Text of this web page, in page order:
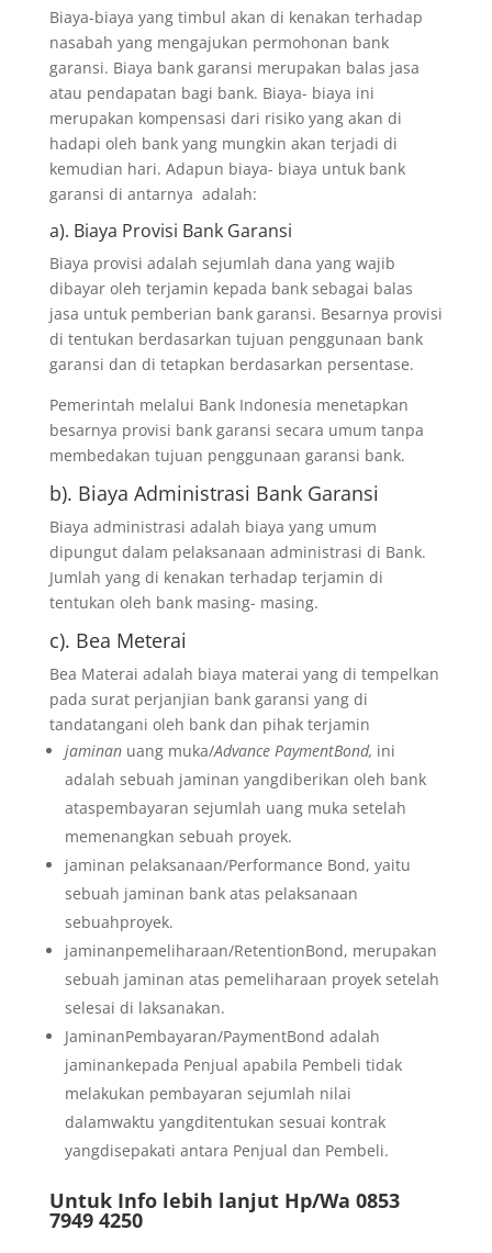
Biaya-biaya yang timbul akan di kenakan terhadap
nasabah yang mengajukan permohonan bank
garansi. Biaya bank garansi merupakan balas jasa
atau pendapatan bagi bank. Biaya- biaya ini
merupakan kompensasi dari risiko yang akan di
hadapi oleh bank yang mungkin akan terjadi di
kemudian hari. Adapun biaya- biaya untuk bank
garansi di antarnya adalah:
a). Biaya Provisi Bank Garansi
Biaya provisi adalah sejumlah dana yang wajib
dibayar oleh terjamin kepada bank sebagai balas
jasa untuk pemberian bank garansi. Besarnya provisi
di tentukan berdasarkan tujuan penggunaan bank
garansi dan di tetapkan berdasarkan persentase.
Pemerintah melalui Bank Indonesia menetapkan
besarnya provisi bank garansi secara umum tanpa
membedakan tujuan penggunaan garansi bank.
b). Biaya Administrasi Bank Garansi
Biaya administrasi adalah biaya yang umum
dipungut dalam pelaksanaan administrasi di Bank.
Jumlah yang di kenakan terhadap terjamin di
tentukan oleh bank masing- masing.
c). Bea Meterai
Bea Materai adalah biaya materai yang di tempelkan
pada surat perjanjian bank garansi yang di
tandatangani oleh bank dan pihak terjamin
jaminan uang muka/Advance PaymentBond, ini
adalah sebuah jaminan yangdiberikan oleh bank
ataspembayaran sejumlah uang muka setelah
memenangkan sebuah proyek.
jaminan pelaksanaan/Performance Bond, yaitu
sebuah jaminan bank atas pelaksanaan
sebuahproyek.
jaminanpemeliharaan/RetentionBond, merupakan
sebuah jaminan atas pemeliharaan proyek setelah
selesai di laksanakan.
JaminanPembayaran/PaymentBond adalah
jaminankepada Penjual apabila Pembeli tidak
melakukan pembayaran sejumlah nilai
dalamwaktu yangditentukan sesuai kontrak
yangdisepakati antara Penjual dan Pembeli.
Untuk Info lebih lanjut Hp/Wa 0853
7949 4250